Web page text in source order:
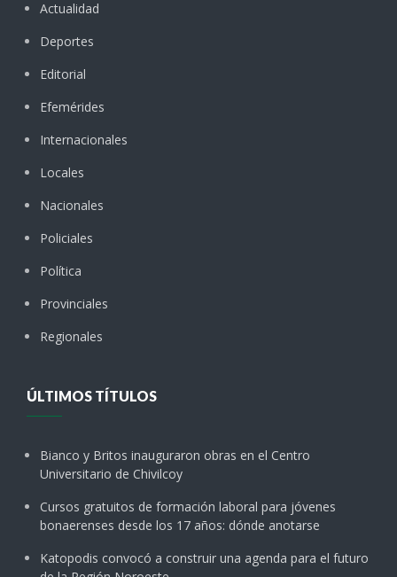
Actualidad
Deportes
Editorial
Efemérides
Internacionales
Locales
Nacionales
Policiales
Política
Provinciales
Regionales
ÚLTIMOS TÍTULOS
Bianco y Britos inauguraron obras en el Centro
Universitario de Chivilcoy
Cursos gratuitos de formación laboral para jóvenes
bonaerenses desde los 17 años: dónde anotarse
Katopodis convocó a construir una agenda para el futuro